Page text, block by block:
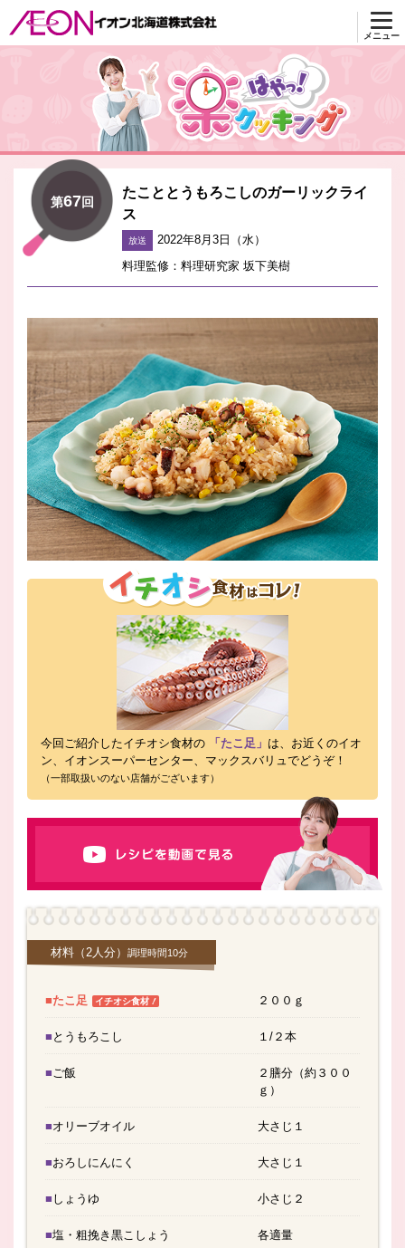
メニュー
第67回
たこととうもろこしのガーリックライ
ス
放送
2022年8月3日（水）
料理監修：料理研究家 坂下美樹
今回ご紹介したイチオシ食材の 「たこ足」 は、お近くのイオ
ン、イオンスーパーセンター、マックスバリュでどうぞ！
（一部取扱いのない店舗がございます）
材料 （2人分） 調理時間10分
■たこ足 イチオシ食材！ ２００ｇ
■とうもろこし １/２本
■ご飯
２膳分（約３００
ｇ）
■オリーブオイル 大さじ１
■おろしにんにく 大さじ１
■しょうゆ 小さじ２
■塩・粗挽き黒こしょう 各適量